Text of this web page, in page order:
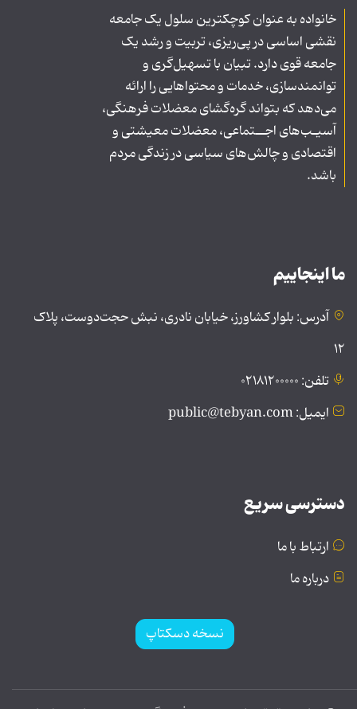
خانواده به عنوان کوچکترین سلول یک جامعه
نقشی اساسی در پی‌ریزی، تربیت و رشد یک
جامعه قوی دارد. تبیان با تسهیل‌گری و
توانمندسازی، خدمات و محتواهایی را ارائه
می‌دهد که بتواند گره‌گشای معضلات فرهنگی،
آسیـب‌های اجــتماعی، معضلات معیشتی و
اقتصادی و چالش‌های سیاسی در زندگی مردم
باشد.
ما اینجاییم
آدرس: بلوار کشاورز، خیابان نادری، نبش حجت‌دوست، پلاک
۱۲
تلفن: ۰۲۱۸۱۲۰۰۰۰۰
ایمیل: public@tebyan.com
دسترسی سریع
ارتباط با ما
درباره ما
نسخه دسکتاپ